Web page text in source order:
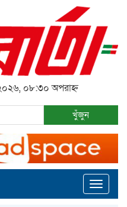
০৮:৩০ অপরাহ্ন
খুঁজুন
Toggle